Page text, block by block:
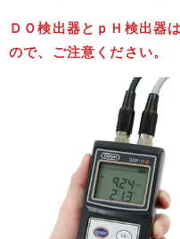
ＤＯ検出器とｐＨ検出器
ので、ご注意ください。